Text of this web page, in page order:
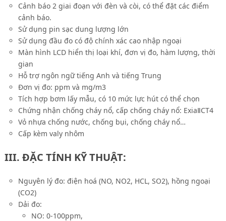
Cảnh báo 2 giai đoạn với đèn và còi, có thể đặt các điểm
cảnh báo.
Sử dụng pin sạc dung lượng lớn
Sử dụng đầu đo có độ chính xác cao nhập ngoại
Màn hình LCD hiển thị loại khí, đơn vị đo, hàm lượng, thời
gian
Hỗ trợ ngôn ngữ tiếng Anh và tiếng Trung
Đơn vị đo: ppm và mg/m3
Tích hợp bơm lấy mẫu, có 10 mức lực hút có thể chọn
Chứng nhận chống cháy nổ, cấp chống cháy nổ: ExiaⅡCT4
Vỏ nhựa chống nước, chống bụi, chống cháy nổ…
Cấp kèm valy nhôm
III. ĐẶC TÍNH KỸ THUẬT:
Nguyên lý đo: điện hoá (NO, NO2, HCL, SO2), hồng ngoại
(CO2)
Dải đo:
NO: 0-100ppm,